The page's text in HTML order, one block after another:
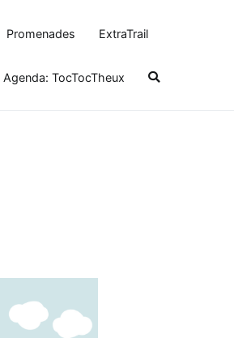
Promenades ExtraTrail
Agenda: TocTocTheux